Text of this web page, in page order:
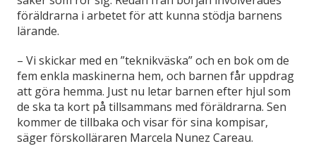
föräldrarna i arbetet för att kunna stödja barnens
lärande.
– Vi skickar med en ”teknikväska” och en bok om de
fem enkla maskinerna hem, och barnen får uppdrag
att göra hemma. Just nu letar barnen efter hjul som
de ska ta kort på tillsammans med föräldrarna. Sen
kommer de tillbaka och visar för sina kompisar,
säger förskolläraren Marcela Nunez Careau.